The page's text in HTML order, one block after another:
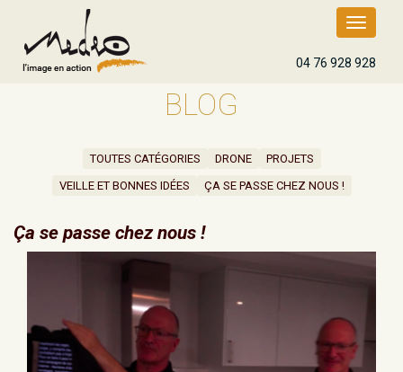
Toggle
04 76 928 928
BLOG
TOUTES CATÉGORIES DRONE
PROJETS
VEILLE ET BONNES IDÉES
ÇA SE PASSE CHEZ NOUS !
Ça se passe chez nous !